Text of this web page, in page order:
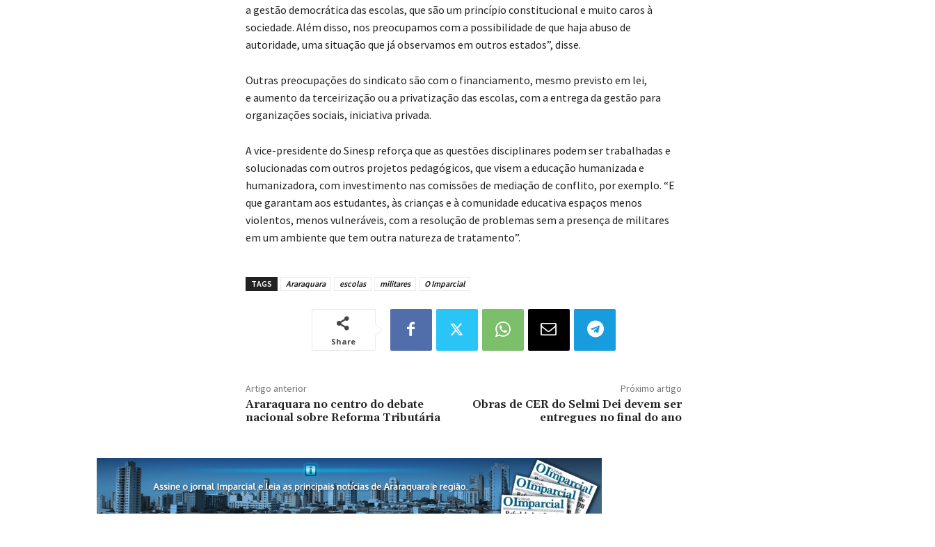
a gestão democrática das escolas, que são um princípio constitucional e muito caros à
sociedade. Além disso, nos preocupamos com a possibilidade de que haja abuso de
autoridade, uma situação que já observamos em outros estados”, disse.
Outras preocupações do sindicato são com o financiamento, mesmo previsto em lei,
e aumento da terceirização ou a privatização das escolas, com a entrega da gestão para
organizações sociais, iniciativa privada.
A vice-presidente do Sinesp reforça que as questões disciplinares podem ser trabalhadas e
solucionadas com outros projetos pedagógicos, que visem a educação humanizada e
humanizadora, com investimento nas comissões de mediação de conflito, por exemplo. “E
que garantam aos estudantes, às crianças e à comunidade educativa espaços menos
violentos, menos vulneráveis, com a resolução de problemas sem a presença de militares
em um ambiente que tem outra natureza de tratamento”.
TAGS Araraquara escolas militares O Imparcial
Share
Artigo anterior
Araraquara no centro do debate
nacional sobre Reforma Tributária
Próximo artigo
Obras de CER do Selmi Dei devem ser
entregues no final do ano